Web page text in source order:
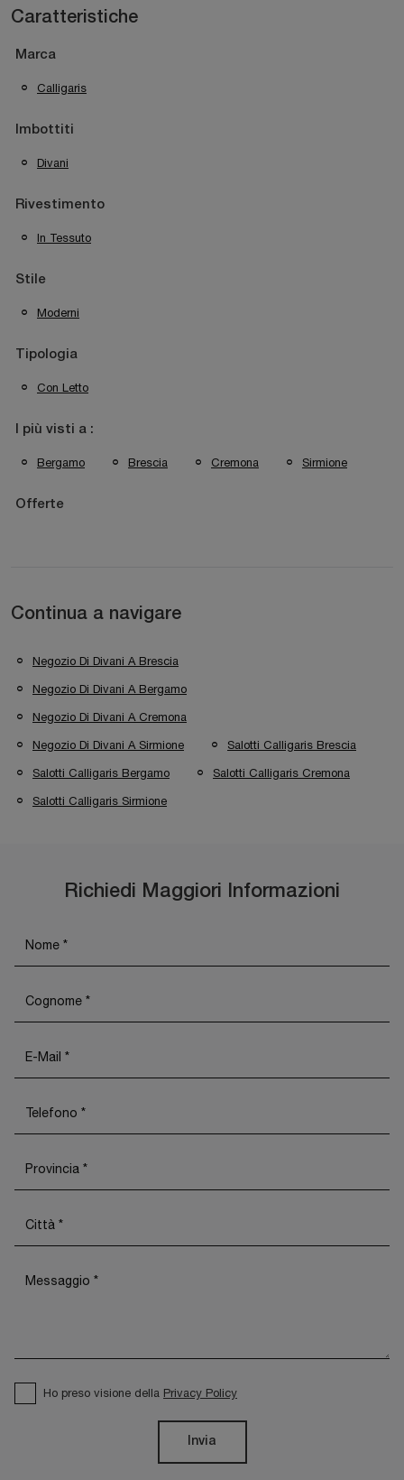
Caratteristiche
Marca
Calligaris
Imbottiti
Divani
Rivestimento
In Tessuto
Stile
Moderni
Tipologia
Con Letto
I più visti a :
Bergamo Brescia Cremona Sirmione
Offerte
Continua a navigare
Negozio Di Divani A Brescia
Negozio Di Divani A Bergamo
Negozio Di Divani A Cremona
Negozio Di Divani A Sirmione Salotti Calligaris Brescia
Salotti Calligaris Bergamo Salotti Calligaris Cremona
Salotti Calligaris Sirmione
Richiedi Maggiori Informazioni
Ho preso visione della Privacy Policy
Invia